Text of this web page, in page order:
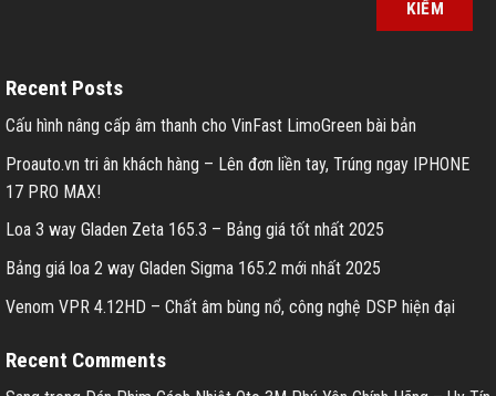
KIẾM
Recent Posts
Cấu hình nâng cấp âm thanh cho VinFast LimoGreen bài bản
Proauto.vn tri ân khách hàng – Lên đơn liền tay, Trúng ngay IPHONE
17 PRO MAX!
Loa 3 way Gladen Zeta 165.3 – Bảng giá tốt nhất 2025
Bảng giá loa 2 way Gladen Sigma 165.2 mới nhất 2025
Venom VPR 4.12HD – Chất âm bùng nổ, công nghệ DSP hiện đại
Recent Comments